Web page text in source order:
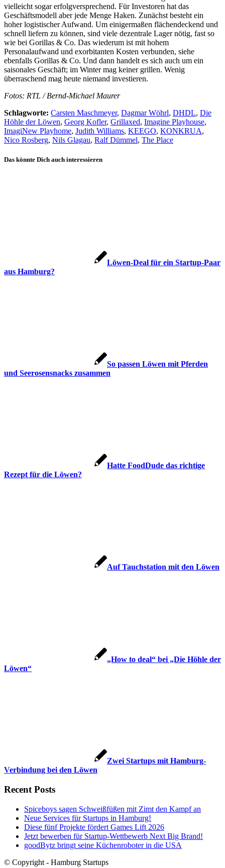
vielleicht sogar erfolgversprechend. Für Investoren hat das
Geschäftsmodell aber jede Menge Haken. Zunächst besteht ein
hoher logistischer Aufwand. Um einigermaßen flächendeckend und
schnell liefern zu können, sind viele dezentrale Lager nötig, fast so
wie bei Gorillas & Co. Das wiederum ist mit hohem
Personalaufwand und exorbitanten Kosten verbunden, siehe
ebenfalls Gorillas & Co. Und dann handelt es sich auch um ein
saisonales Geschäft; im Winter mag keiner grillen. Wenig
überraschend mag heute niemand investieren.
Fotos: RTL / Bernd-Michael Maurer
Schlagworte: Carsten Maschmeyer, Dagmar Wöhrl, DHDL, Die
Höhle der Löwen, Georg Kofler, Grillaxed, Imagine Playhouse,
ImagiNew Playhome, Judith Williams, KEEGO, KONKRUA,
Nico Rosberg, Nils Glagau, Ralf Dümmel, The Place
Das könnte Dich auch interessieren
Löwen-Deal für ein Startup-Paar
aus Hamburg?
So passen Löwen mit Pferden
und Seerosensnacks zusammen
Hatte FoodDude das richtige
Rezept für die Löwen?
Auf Tauchstation mit den Löwen
„How to deal“ bei „Die Höhle der
Löwen“
Zwei Startups mit Hamburg-
Verbindung bei den Löwen
Recent Posts
Spiceboys sagen Schweißfüßen mit Zimt den Kampf an
Neue Services für Startups in Hamburg!
Diese fünf Projekte fördert Games Lift 2026
Jetzt bewerben für Startup-Wettbewerb Next Big Brand!
goodBytz bringt seine Küchenroboter in die USA
© Copyright - Hamburg Startups